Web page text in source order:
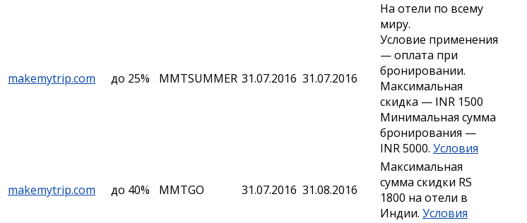
makemytrip.com до 25% MMTSUMMER 31.07.2016 31.07.2016
На отели по всему
миру.
Условие применения
— оплата при
бронировании.
Максимальная
скидка — INR 1500
Минимальная сумма
бронирования —
INR 5000. Условия
makemytrip.com до 40% MMTGO 31.07.2016 31.08.2016
Максимальная
сумма скидки RS
1800 на отели в
Индии. Условия